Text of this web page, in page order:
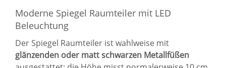
Moderne Spiegel Raumteiler mit LED
Beleuchtung
Der Spiegel Raumteiler ist wahlweise mit
glänzenden oder matt schwarzen Metallfüßen